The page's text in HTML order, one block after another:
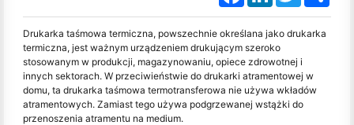
Drukarka taśmowa termiczna, powszechnie określana jako drukarka
termiczna, jest ważnym urządzeniem drukującym szeroko
stosowanym w produkcji, magazynowaniu, opiece zdrowotnej i
innych sektorach. W przeciwieństwie do drukarki atramentowej w
domu, ta drukarka taśmowa termotransferowa nie używa wkładów
atramentowych. Zamiast tego używa podgrzewanej wstążki do
przenoszenia atramentu na medium.